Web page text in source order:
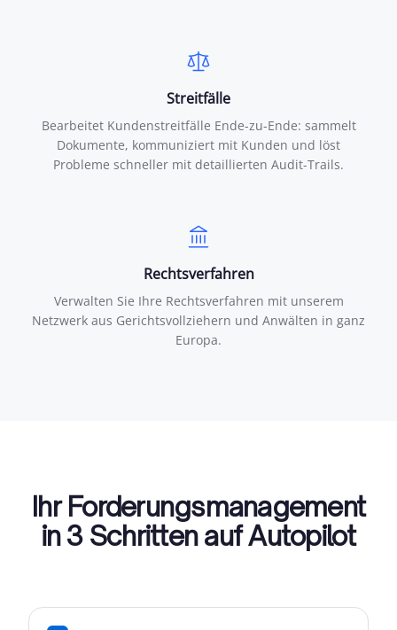
Streitfälle
Bearbeitet Kundenstreitfälle Ende-zu-Ende: sammelt
Dokumente, kommuniziert mit Kunden und löst
Probleme schneller mit detaillierten Audit-Trails.
Rechtsverfahren
Verwalten Sie Ihre Rechtsverfahren mit unserem
Netzwerk aus Gerichtsvollziehern und Anwälten in ganz
Europa.
Ihr Forderungsmanagement
in 3 Schritten auf Autopilot